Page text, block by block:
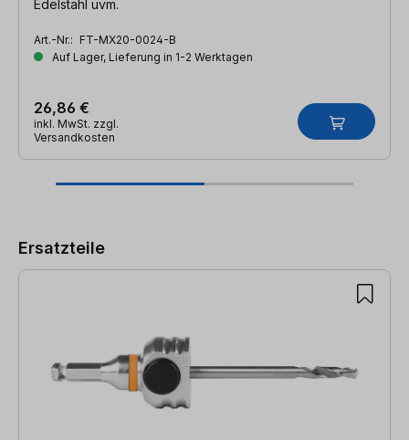
Edelstahl uvm.
Art.-Nr.: FT-MX20-0024-B
Auf Lager, Lieferung in 1-2 Werktagen
26,86 €
inkl. MwSt. zzgl.
Versandkosten
Ersatzteile